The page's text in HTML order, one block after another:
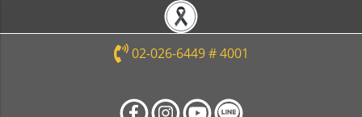
02-026-6449 # 4001